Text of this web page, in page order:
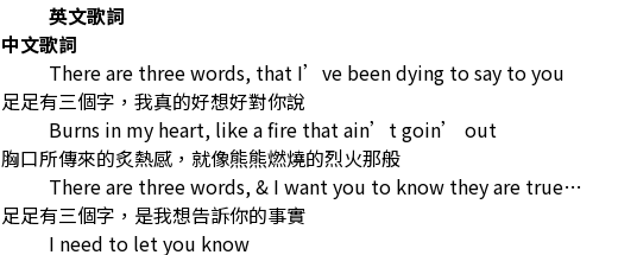
英文歌詞
中文歌詞
There are three words, that I’ve been dying to say to you
足足有三個字，我真的好想好對你說
Burns in my heart, like a fire that ain’t goin’ out
胸口所傳來的炙熱感，就像熊熊燃燒的烈火那般
There are three words, & I want you to know they are true…
足足有三個字，是我想告訴你的事實
I need to let you know